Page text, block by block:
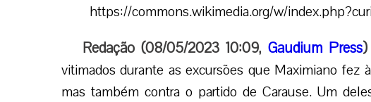
https://commons.wikimedia.org/w/
Redação (08/05/2023 10:09, Gaudium Press)
vitimados durante as excursões que Maximiano fez
mas também contra o partido de Carause. Um